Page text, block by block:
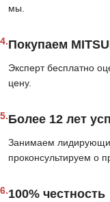
мы.
4.Покупаем
Эксперт бесплатно
цену.
5.Более 12 лет
Занимаем
проконсультируем о
6.100% честность